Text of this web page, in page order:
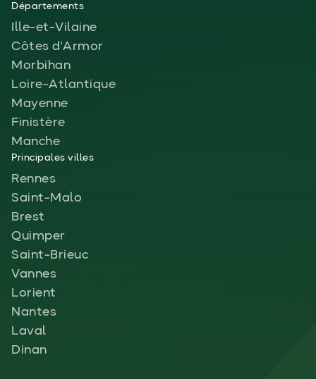
Départements
Ille-et-Vilaine
Côtes d'Armor
Morbihan
Loire-Atlantique
Mayenne
Finistère
Manche
Principales villes
Rennes
Saint-Malo
Brest
Quimper
Saint-Brieuc
Vannes
Lorient
Nantes
Laval
Dinan